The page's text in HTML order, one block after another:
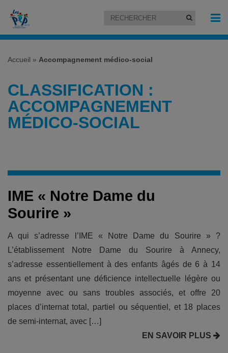
Accueil » Accompagnement médico-social
CLASSIFICATION :
ACCOMPAGNEMENT
MÉDICO-SOCIAL
IME « Notre Dame du
Sourire »
A qui s’adresse l’IME « Notre Dame du Sourire » ?
L’établissement Notre Dame du Sourire à Annecy,
s’adresse essentiellement à des enfants âgés de 6 à 14
ans et présentant une déficience intellectuelle légère ou
moyenne avec ou sans troubles associés, et offre 20
places d’internat total, partiel ou séquentiel, et 18 places
de semi-internat, avec […]
EN SAVOIR PLUS